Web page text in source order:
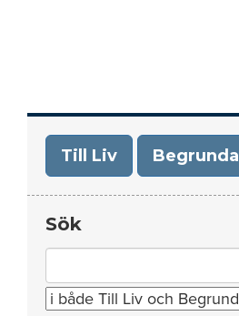
Till Liv Begrunda
Sök
for: